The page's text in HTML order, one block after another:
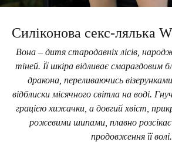
Силіконова секс-лялька
Вона – дитя стародавніх лісів,
тіней. Її шкіра відливає смарагдовим
дракона, переливаючись
відблиски місячного світла на воді.
грацією хижачки, а довгий хвіст,
рожевими шипами, плавно
продовження її волі.